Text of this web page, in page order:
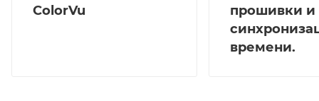
ColorVu
прошивки и
времени.